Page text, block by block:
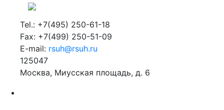
Tel.: +7(495) 250-61-18
Fax: +7(499) 250-51-09
E-mail: rsuh@rsuh.ru
125047
Москва, Миусская площадь, д. 6